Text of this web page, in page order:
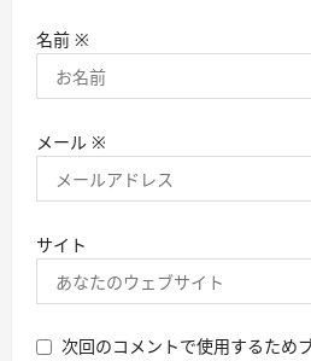
名前 ※
メール ※
サイト
次回のコメントで使用するため